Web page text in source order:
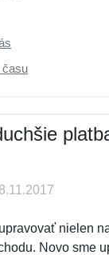
času
nielen
Novo sme